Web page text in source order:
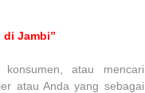
di Jambi”
atau mencari
atau Anda yang sebagai